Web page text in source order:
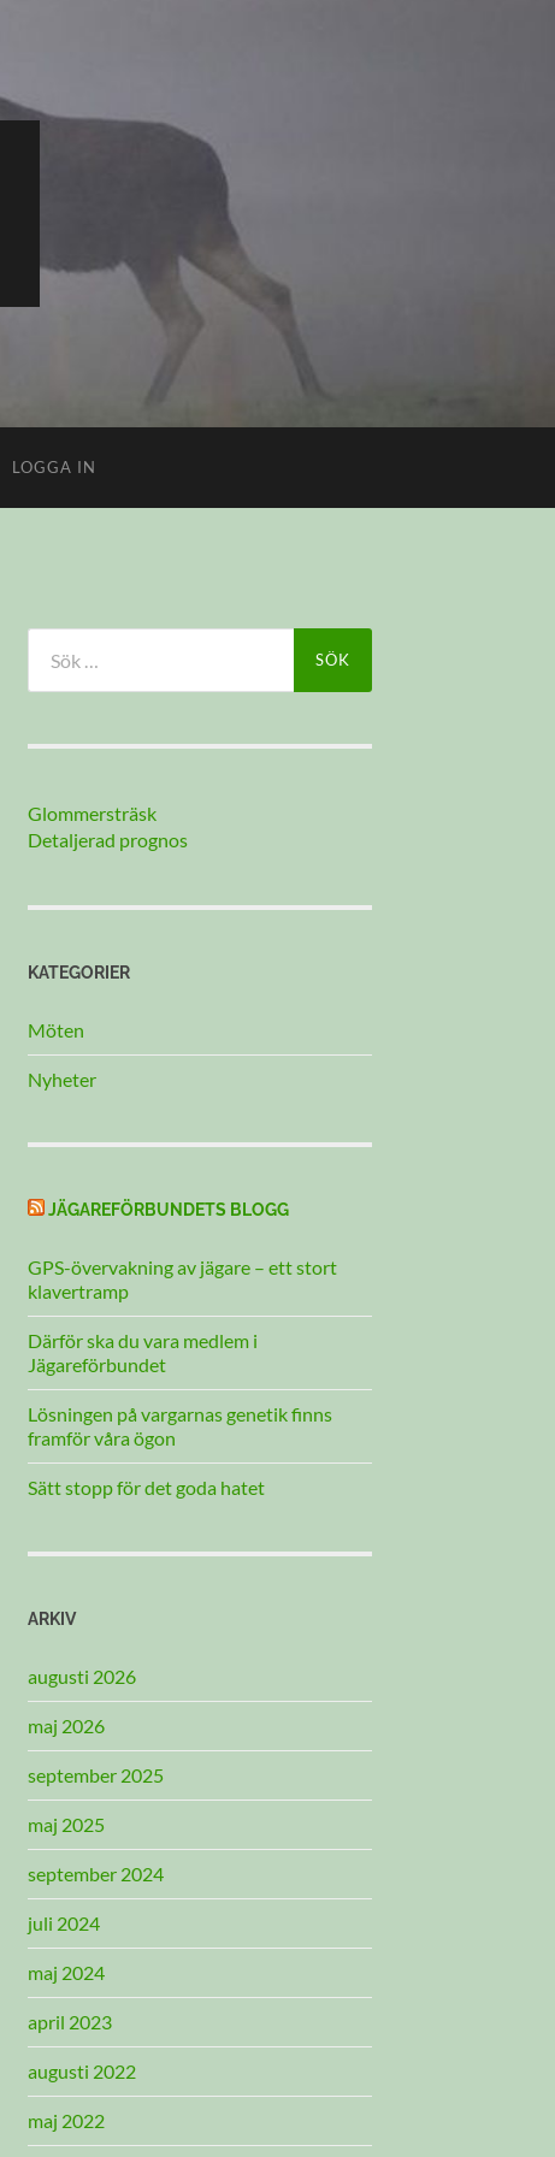
LOGGA IN
efter:
Glommersträsk
Detaljerad prognos
KATEGORIER
Möten
Nyheter
JÄGAREFÖRBUNDETS BLOGG
GPS-övervakning av jägare – ett stort
klavertramp
Därför ska du vara medlem i
Jägareförbundet
Lösningen på vargarnas genetik finns
framför våra ögon
Sätt stopp för det goda hatet
ARKIV
augusti 2026
maj 2026
september 2025
maj 2025
september 2024
juli 2024
maj 2024
april 2023
augusti 2022
maj 2022